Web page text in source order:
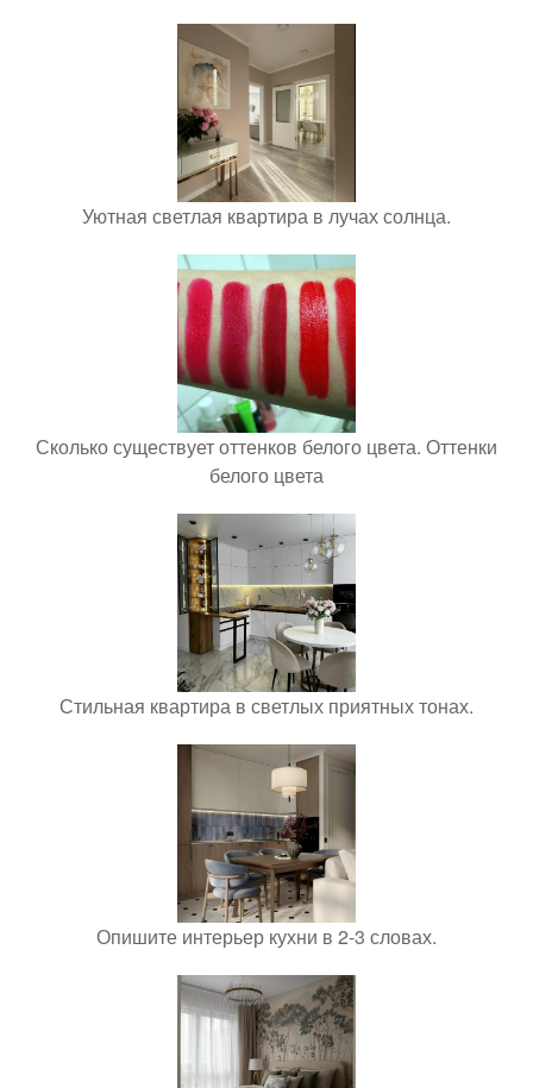
Уютная светлая квартира в лучах солнца.
Сколько существует оттенков белого цвета. Оттенки
белого цвета
Стильная квартира в светлых приятных тонах.
Опишите интерьер кухни в 2-3 словах.